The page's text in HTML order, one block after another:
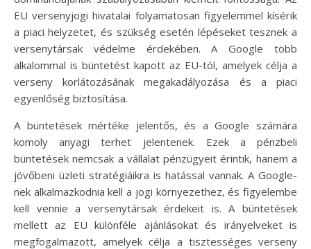
EU versenyjogi hivatalai folyamatosan figyelemmel kísérik
a piaci helyzetet, és szükség esetén lépéseket tesznek a
versenytársak védelme érdekében. A Google több
alkalommal is büntetést kapott az EU-tól, amelyek célja a
verseny korlátozásának megakadályozása és a piaci
egyenlőség biztosítása.
A büntetések mértéke jelentős, és a Google számára
komoly anyagi terhet jelentenek. Ezek a pénzbeli
büntetések nemcsak a vállalat pénzügyeit érintik, hanem a
jövőbeni üzleti stratégiáikra is hatással vannak. A Google-
nek alkalmazkodnia kell a jogi környezethez, és figyelembe
kell vennie a versenytársak érdekeit is. A büntetések
mellett az EU különféle ajánlásokat és irányelveket is
megfogalmazott, amelyek célja a tisztességes verseny